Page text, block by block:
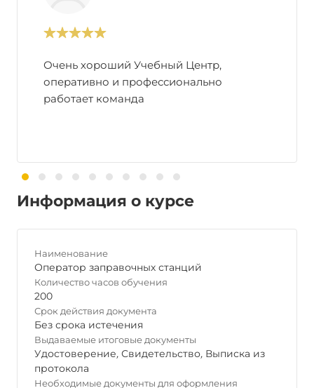
Очень хороший Учебный Центр,
оперативно и профессионально
работает команда
Информация о курсе
Наименование
Оператор заправочных станций
Количество часов обучения
200
Срок действия документа
Без срока истечения
Выдаваемые итоговые документы
Удостоверение, Свидетельство, Выписка из
протокола
Необходимые документы для оформления